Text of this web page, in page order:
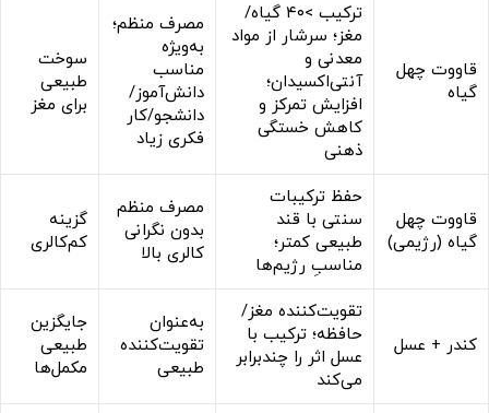
قاووت چهل
گیاه
ترکیب >۴۰ گیاه/
مغز؛ سرشار از مواد
معدنی و
آنتی‌اکسیدان؛
افزایش تمرکز و
کاهش خستگی
ذهنی
مصرف منظم؛
به‌ویژه
مناسب
دانش‌آموز/
دانشجو/کار
فکری زیاد
سوخت
طبیعی
برای مغز
قاووت چهل
گیاه (رژیمی)
حفظ ترکیبات
سنتی با قند
طبیعی کمتر؛
مناسبِ رژیم‌ها
مصرف منظم
بدون نگرانی
کالری بالا
گزینه
کم‌کالری
کندر + عسل
تقویت‌کننده مغز/
حافظه؛ ترکیب با
عسل اثر را چندبرابر
می‌کند
به‌عنوان
تقویت‌کننده
طبیعی
جایگزین
طبیعی
مکمل‌ها